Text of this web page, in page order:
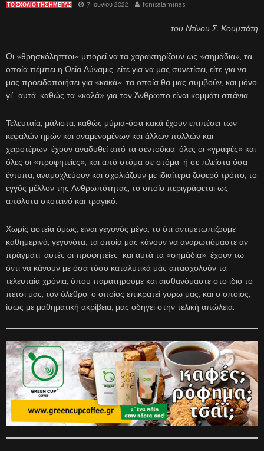
ΤΟ ΣΧΌΛΙΟ ΤΗΣ ΗΜΈΡΑΣ 7 Ιουνίου 2022 fonisalaminas
του Ντίνου Σ. Κουμπάτη
Οι «θρησκόληπτοι» μπορεί να τα χαρακτηρίζουν ως «σημάδια», τα
οποία πέμπει η Θεία Δύναμις, είτε για να μας συνετίσει, είτε για να
μας προειδοποιήσει για «κακά», τα οποία θα μας συμβούν, και μόνο
γι’ αυτά, καθώς τα «καλά» για τον Άνθρωπο είναι κομμάτι σπάνια.
Τελευταία, μάλιστα, καθώς μύρια-όσα κακά έχουν επιπέσει των
κεφαλών ημών και αναμενομένων και άλλων πολλών και
χειροτέρων, έχουν αναδυθεί από τα σεντούκια, όλες οι «γραφές» και
όλες οι «προφητείες», και από στόμα σε στόμα, ή σε πλείστα όσα
έντυπα, αναμοχλεύουν και σχολιάζουν με ιδιαίτερα ζοφερό τρόπο, το
εγγύς μέλλον της Ανθρωπότητας, το οποίο περιγράφεται ως
απόλυτα σκοτεινό και τραγικό.
Χωρίς αστεία όμως, είναι γεγονός μέγα, το ότι αντιμετωπίζουμε
καθημερινά, γεγονότα, τα οποία μας κάνουν να αναρωτιόμαστε αν
πράγματι, αυτές οι προφητείες και αυτά τα «σημάδια», έχουν τω
όντι να κάνουν με όσα τόσο καταλυτικά μάς απασχολούν τα
τελευταία χρόνια, όπου παρατηρούμε και αισθανόμαστε στο ίδιο το
πετσί μας, τον όλεθρο, ο οποίος επικρατεί γύρω μας, και ο οποίος,
ίσως με μαθηματική ακρίβεια, μας οδηγεί στην τελική απώλεια.